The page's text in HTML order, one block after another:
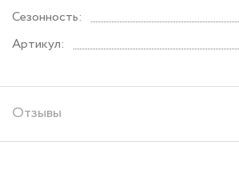
Отзывы
Сезонность:
Артикул: